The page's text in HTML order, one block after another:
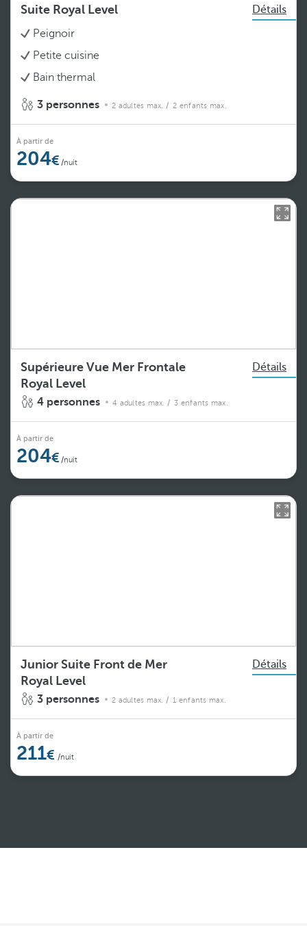
Suite Royal Level
Détails
Peignoir
Petite cuisine
Bain thermal
3 personnes 2 adultes max. / 2 enfants max.
À partir de
204 /nuit
Supérieure Vue Mer Frontale
Royal Level
Détails
4 personnes 4 adultes max. / 3 enfants max.
À partir de
204 /nuit
Junior Suite Front de Mer
Royal Level
Détails
3 personnes 2 adultes max. / 1 enfants max.
À partir de
211 /nuit